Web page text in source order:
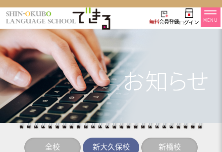
無料会員登録ログイン MENU
全校 新大久保校 新橋校